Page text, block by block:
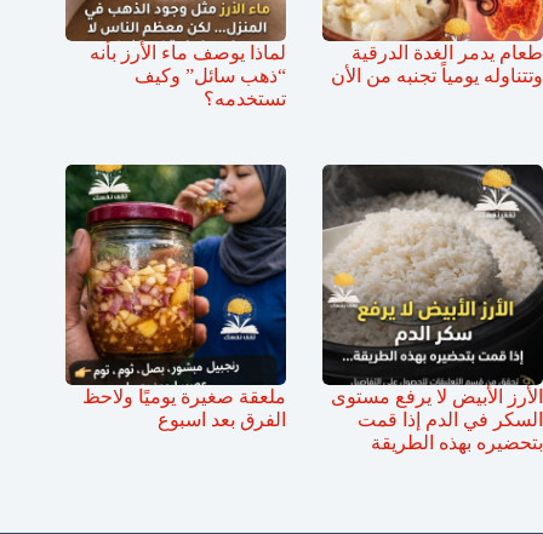
طعام يدمر الغدة الدرقية
وتتناوله يومياً تجنبه من الأن
لماذا يوصف ماء الأرز بأنه
“ذهب سائل” وكيف
تستخدمه؟
الأرز الأبيض لا يرفع مستوى
السكر في الدم إذا قمت
بتحضيره بهذه الطريقة
ملعقة صغيرة يوميًا ولاحظ
الفرق بعد اسبوع